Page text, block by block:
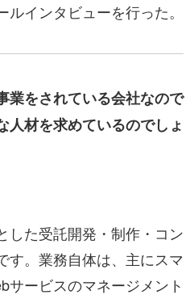
インタビューを行った。
をされている会社なので
人材を求めているのでしょ
た受託開発・制作・コン
す。業務自体は、主にスマ
サービスのマネージメント